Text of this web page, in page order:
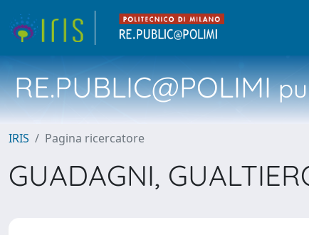
RE.PUBLIC@POLIMI
IRIS Pagina ricercatore
GUADAGNI,